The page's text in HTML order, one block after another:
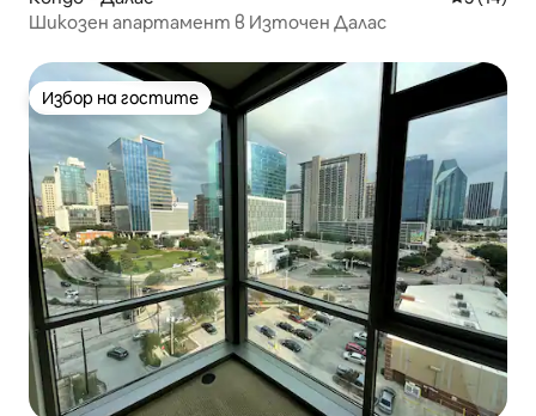
Шикозен апартамент в Източен Далас
Избор на гостите
Избор на гостите